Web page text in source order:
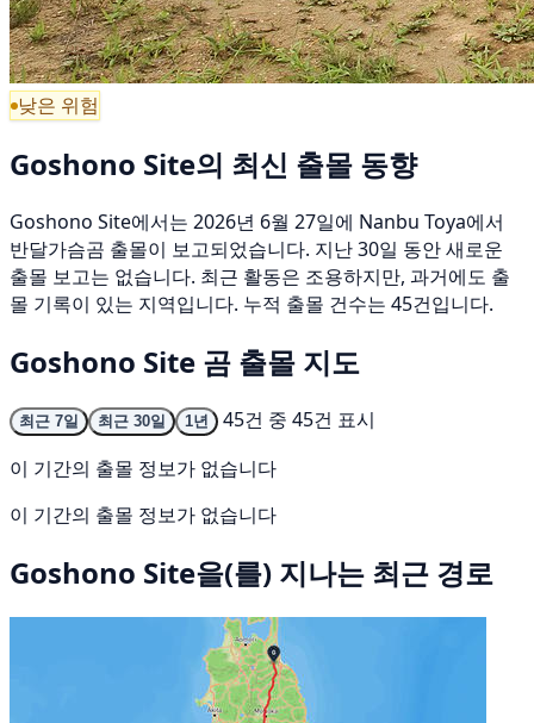
낮은 위험
Goshono Site의 최신 출몰 동향
Goshono Site에서는 2026년 6월 27일에 Nanbu Toya에서
반달가슴곰 출몰이 보고되었습니다. 지난 30일 동안 새로운
출몰 보고는 없습니다. 최근 활동은 조용하지만, 과거에도 출
몰 기록이 있는 지역입니다. 누적 출몰 건수는 45건입니다.
Goshono Site 곰 출몰 지도
최근 7일 최근 30일 1년
45건 중 45건 표시
이 기간의 출몰 정보가 없습니다
이 기간의 출몰 정보가 없습니다
Goshono Site을(를) 지나는 최근 경로